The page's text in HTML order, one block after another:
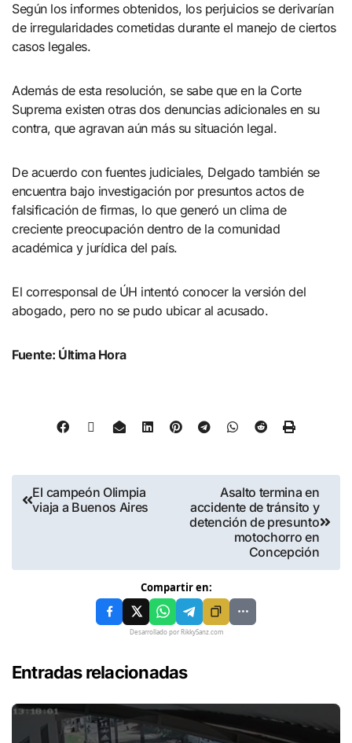
Según los informes obtenidos, los perjuicios se derivarían
de irregularidades cometidas durante el manejo de ciertos
casos legales.
Además de esta resolución, se sabe que en la Corte
Suprema existen otras dos denuncias adicionales en su
contra, que agravan aún más su situación legal.
De acuerdo con fuentes judiciales, Delgado también se
encuentra bajo investigación por presuntos actos de
falsificación de firmas, lo que generó un clima de
creciente preocupación dentro de la comunidad
académica y jurídica del país.
El corresponsal de ÚH intentó conocer la versión del
abogado, pero no se pudo ubicar al acusado.
Fuente: Última Hora
El campeón Olimpia
viaja a Buenos Aires
Asalto termina en
accidente de tránsito y
detención de presunto
motochorro en
Concepción
Compartir en:
Desarrollado por RikkySanz.com
Entradas relacionadas